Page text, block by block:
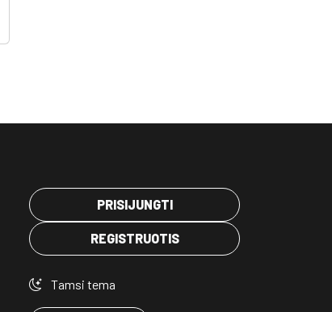
PRISIJUNGTI
REGISTRUOTIS
Tamsi tema